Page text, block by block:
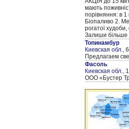
мають
порівняння: в 1
Біопаливо 2.
рогатої
Залиши більше
Топинамбур
Киевская обл.,
Предлагаем
Фасоль
Киевская обл.,
ООО «Бустер